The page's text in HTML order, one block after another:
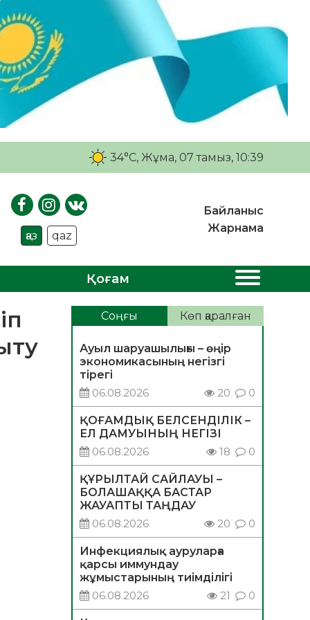
34°C, Жұма, 07 тамыз, 10:39
қаз qaz
Байланыс
Жарнама
Қоғам
Соңғы Көп қаралған
Ауыл шаруашылығы – өңір
экономикасының негізгі
тірегі
06.08.2026
20 0
ҚОҒАМДЫҚ БЕЛСЕНДІЛІК –
ЕЛ ДАМУЫНЫҢ НЕГІЗІ
06.08.2026
18 0
ҚҰРЫЛТАЙ САЙЛАУЫ –
БОЛАШАҚҚА БАСТАР
ЖАУАПТЫ ТАҢДАУ
06.08.2026
20 0
Инфекциялық ауруларға
қарсы иммундау
жұмыстарының тиімділігі
06.08.2026
21 0